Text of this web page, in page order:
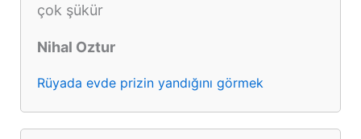
çok şükür
Nihal Oztur
Rüyada evde prizin yandığını görmek